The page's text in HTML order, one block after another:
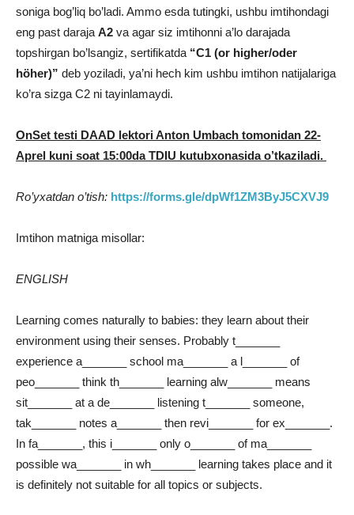
soniga bog’liq bo’ladi. Ammo esda tutingki, ushbu imtihondagi
eng past daraja A2 va agar siz imtihonni a’lo darajada
topshirgan bo’lsangiz, sertifikatda “C1 (or higher/oder
höher)” deb yoziladi, ya’ni hech kim ushbu imtihon natijalariga
ko’ra sizga C2 ni tayinlamaydi.
OnSet testi DAAD lektori Anton Umbach tomonidan 22-
Aprel kuni soat 15:00da TDIU kutubxonasida o’tkaziladi.
Ro’yxatdan o’tish: https://forms.gle/dpWf1ZM3ByJ5CXVJ9
Imtihon matniga misollar:
ENGLISH
Learning comes naturally to babies: they learn about their
environment using their senses. Probably t_______
experience a_______ school ma_______ a l_______ of
peo_______ think th_______ learning alw_______ means
sit_______ at a de_______ listening t_______ someone,
tak_______ notes a_______ then revi_______ for ex_______.
In fa_______, this i_______ only o_______ of ma_______
possible wa_______ in wh_______ learning takes place and it
is definitely not suitable for all topics or subjects.